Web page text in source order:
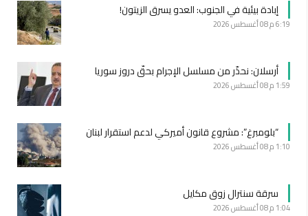
إبادة بيئية في الجنوب: العدو يسرق الزيتون!
6:19 م 08 أغسطس 2026
أرسلان: نحذّر من مسلسل الإجرام بحقّ دروز سوريا
1:59 م 08 أغسطس 2026
“بلومبرغ”: مشروع قانون أميركي لدعم استقرار لبنان
1:10 م 08 أغسطس 2026
سرقة سنترال زوق مكايل
1:04 م 08 أغسطس 2026